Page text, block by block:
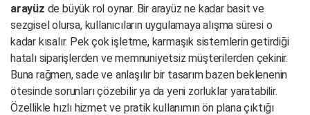
arayüz de büyük rol oynar. Bir arayüz ne kadar basit ve
sezgisel olursa, kullanıcıların uygulamaya alışma süresi o
kadar kısalır. Pek çok işletme, karmaşık sistemlerin getirdiği
hatalı siparişlerden ve memnuniyetsiz müşterilerden çekinir.
Buna rağmen, sade ve anlaşılır bir tasarım bazen beklenenin
ötesinde sorunları çözebilir ya da yeni zorluklar yaratabilir.
Özellikle hızlı hizmet ve pratik kullanımın ön plana çıktığı